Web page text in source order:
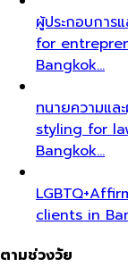
ผู้ประกอบการ
for
Bangkok…
ทนายความแล
styling for
Bangkok…
LGBTQ+
clients in
ตามช่วงวัย